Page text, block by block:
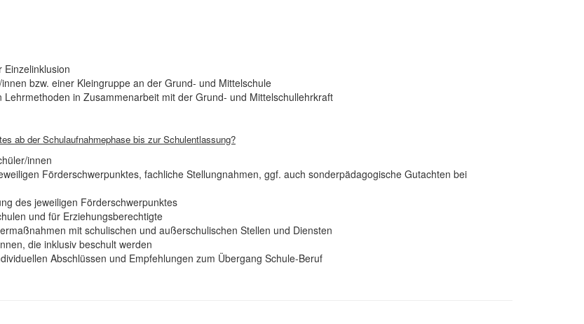
bzw. einer Kleingruppe an der Grund- und Mittelschule
in Zusammenarbeit mit der Grund- und Mittelschullehrkraft
ab der Schulaufnahmephase bis zur Schulentlassung?
innen
Förderschwerpunktes, fachliche Stellungnahmen, ggf. auch sonderpädagogische Gutachten bei
des jeweiligen Förderschwerpunktes
und für Erziehungsberechtigte
mit schulischen und außerschulischen Stellen und Diensten
die inklusiv beschult werden
Abschlüssen und Empfehlungen zum Übergang Schule-Beruf